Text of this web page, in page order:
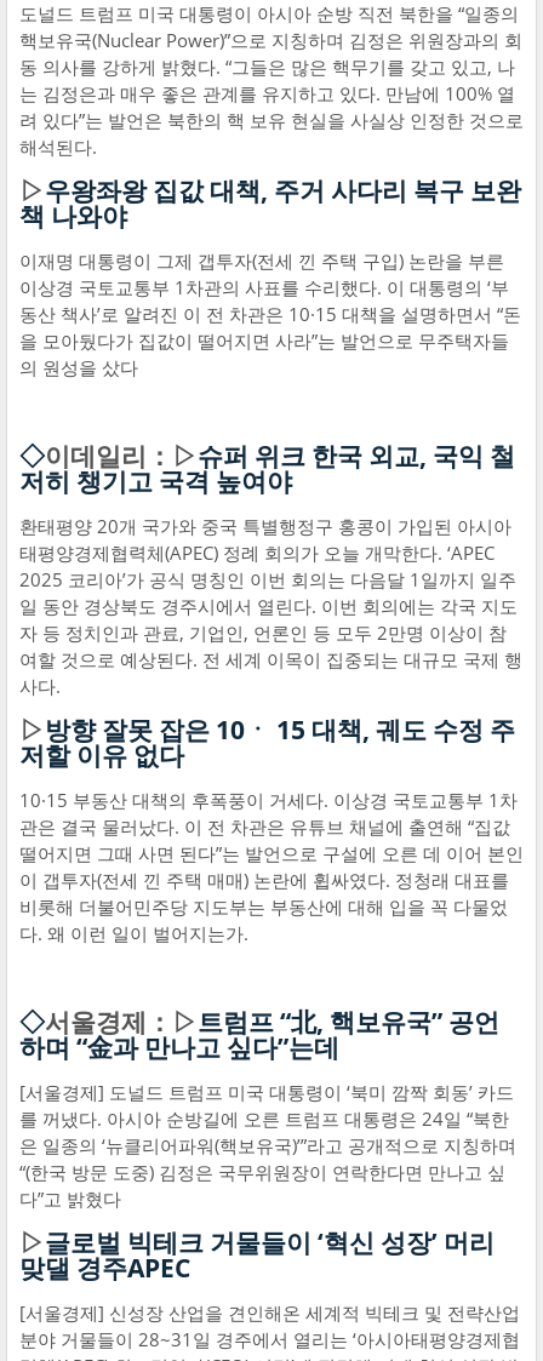
도널드 트럼프 미국 대통령이 아시아 순방 직전 북한을 “일종의
핵보유국(Nuclear Power)”으로 지칭하며 김정은 위원장과의 회
동 의사를 강하게 밝혔다. “그들은 많은 핵무기를 갖고 있고, 나
는 김정은과 매우 좋은 관계를 유지하고 있다. 만남에 100% 열
려 있다”는 발언은 북한의 핵 보유 현실을 사실상 인정한 것으로
해석된다.
▷우왕좌왕 집값 대책, 주거 사다리 복구 보완
책 나와야
이재명 대통령이 그제 갭투자(전세 낀 주택 구입) 논란을 부른
이상경 국토교통부 1차관의 사표를 수리했다. 이 대통령의 ‘부
동산 책사’로 알려진 이 전 차관은 10·15 대책을 설명하면서 “돈
을 모아뒀다가 집값이 떨어지면 사라”는 발언으로 무주택자들
의 원성을 샀다
◇이데일리：▷슈퍼 위크 한국 외교, 국익 철
저히 챙기고 국격 높여야
환태평양 20개 국가와 중국 특별행정구 홍콩이 가입된 아시아
태평양경제협력체(APEC) 정례 회의가 오늘 개막한다. ‘APEC
2025 코리아’가 공식 명칭인 이번 회의는 다음달 1일까지 일주
일 동안 경상북도 경주시에서 열린다. 이번 회의에는 각국 지도
자 등 정치인과 관료, 기업인, 언론인 등 모두 2만명 이상이 참
여할 것으로 예상된다. 전 세계 이목이 집중되는 대규모 국제 행
사다.
▷방향 잘못 잡은 10ㆍ 15 대책, 궤도 수정 주
저할 이유 없다
10·15 부동산 대책의 후폭풍이 거세다. 이상경 국토교통부 1차
관은 결국 물러났다. 이 전 차관은 유튜브 채널에 출연해 “집값
떨어지면 그때 사면 된다”는 발언으로 구설에 오른 데 이어 본인
이 갭투자(전세 낀 주택 매매) 논란에 휩싸였다. 정청래 대표를
비롯해 더불어민주당 지도부는 부동산에 대해 입을 꼭 다물었
다. 왜 이런 일이 벌어지는가.
◇서울경제：▷트럼프 “北, 핵보유국” 공언
하며 “金과 만나고 싶다”는데
[서울경제] 도널드 트럼프 미국 대통령이 ‘북미 깜짝 회동’ 카드
를 꺼냈다. 아시아 순방길에 오른 트럼프 대통령은 24일 “북한
은 일종의 ‘뉴클리어파워(핵보유국)’”라고 공개적으로 지칭하며
“(한국 방문 도중) 김정은 국무위원장이 연락한다면 만나고 싶
다”고 밝혔다
▷글로벌 빅테크 거물들이 ‘혁신 성장’ 머리
맞댈 경주APEC
[서울경제] 신성장 산업을 견인해온 세계적 빅테크 및 전략산업
분야 거물들이 28~31일 경주에서 열리는 ‘아시아태평양경제협